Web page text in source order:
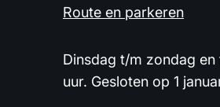
Route en parkeren
Dinsdag t/m zondag
uur. Gesloten op 1